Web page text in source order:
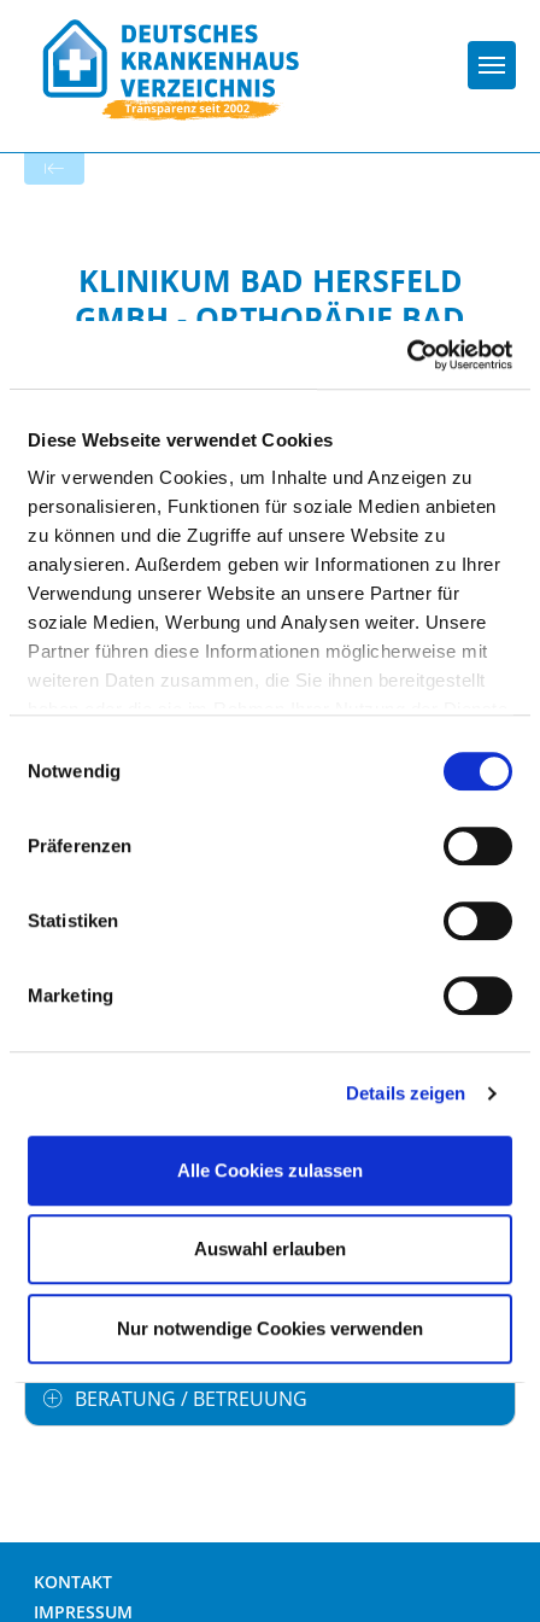
Diese Webseite verwendet Cookies
Wir verwenden Cookies, um Inhalte und Anzeigen zu
personalisieren, Funktionen für soziale Medien anbieten
zu können und die Zugriffe auf unsere Website zu
analysieren. Außerdem geben wir Informationen zu Ihrer
Verwendung unserer Website an unsere Partner für
soziale Medien, Werbung und Analysen weiter. Unsere
Partner führen diese Informationen möglicherweise mit
weiteren Daten zusammen, die Sie ihnen bereitgestellt
Notwendig
Präferenzen
Statistiken
Marketing
Details zeigen
Alle Cookies zulassen
Auswahl erlauben
Nur notwendige Cookies verwenden
KLINIKUM BAD HERSFELD
GMBH - ORTHOPÄDIE BAD
Passend dazu:
Medizinische Leistungen
Service & Ausstattung
LEISTUNGEN
Physiotherapie / Krankengymnastik als
Einzel- und/oder Gruppentherapie
Schmerztherapie /-management
BERATUNG / BETREUUNG
KONTAKT
IMPRESSUM